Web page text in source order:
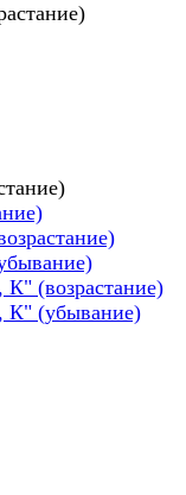
К" (возрастание)
К" (убывание)